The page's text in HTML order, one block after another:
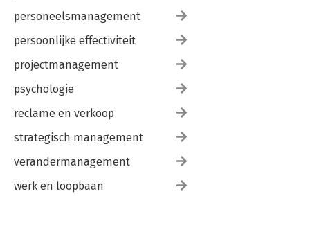
personeelsmanagement
persoonlijke effectiviteit
projectmanagement
psychologie
reclame en verkoop
strategisch management
verandermanagement
werk en loopbaan